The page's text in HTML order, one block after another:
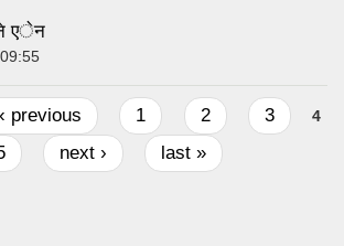
एेन
‹ previous 1 2 3 4
next › last »